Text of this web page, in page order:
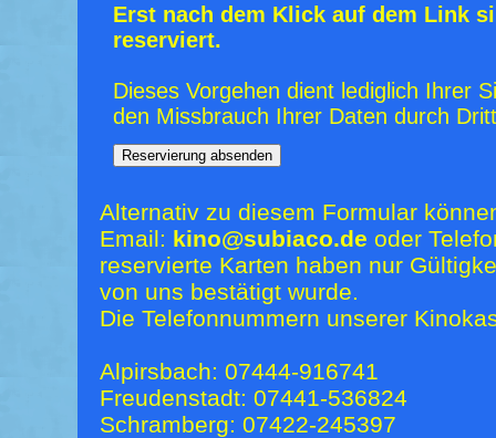
Erst nach dem Klick auf dem Link
reserviert.
Dieses Vorgehen dient lediglich Ihrer
den Missbrauch Ihrer Daten durch
Alternativ zu diesem Formular
Email: kino@subiaco.de oder
reservierte Karten haben nur
von uns bestätigt wurde.
Die Telefonnummern unserer
Alpirsbach: 07444-916741
Freudenstadt: 07441-536824
Schramberg: 07422-245397